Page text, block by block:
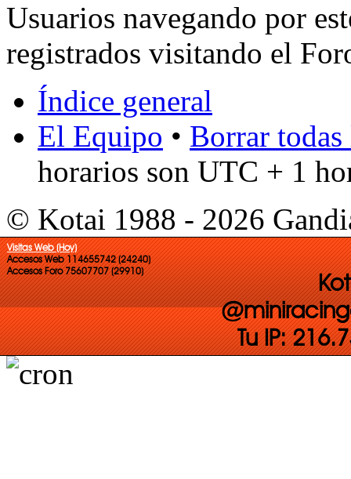
Usuarios navegando por
registrados visitando el
Índice general
El Equipo • Borrar
horarios son UTC + 1
© Kotai 1988 - 2026
Visitas Web (Hoy)
Accesos Web 114655742 (24240)
Accesos Foro 75607707 (29910)
Tu IP: